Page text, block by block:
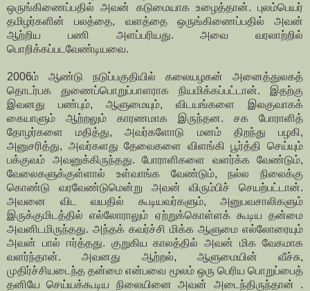
ஒருங்கிணைப்பதில் அவன் கடுமையாக உழைத்தான். புலம்பெயர்
தமிழர்களின் பலத்தை, வளத்தை ஒருங்கிணைப்பதில் அவன்
ஆற்றிய பணி அளப்பரியது. அவை வரலாற்றில்
பொறிக்கப்படவேண்டியவை.
2006ம் ஆண்டு நடுப்பகுதியில் கலையழகன் அனைத்துலகத்
தொடர்பக துணைப்பொறுப்பாளராக நியமிக்கப்பட்டான். இதற்கு
இவனது பண்பும், ஆளுமையும், விடயங்களை இலகுவாகக்
கையாளும் ஆற்றலும் காரணமாக இருந்தன. சக போராளித்
தோழர்களை மதித்து, அவர்களோடு மனம் திறந்து பழகி,
அனுசரித்து, அவர்களது தேவைகளை விளங்கி பூர்த்தி செய்யும்
பக்குவம் அவனுக்கிருந்தது. போராளிகளை வளர்க்க வேண்டும்,
வேலைகளுக்குள்ளால் உள்வாங்க வேண்டும், நல்ல நிலைக்கு
கொண்டு வரவேண்டுமென்று அவன் விரும்பிச் செயற்பட்டான்.
அவனை விட வயதில் கூடியவர்களும், அனுபவசாலிகளும்
இருக்குமிடத்தில் எல்லோராலும் ஏற்றுக்கொள்ளக் கூடிய தன்மை
அவனிடமிருந்தது. அந்தக் கவர்ச்சி மிக்க ஆளுமை எல்லோரையும்
அவன் பால் ஈர்த்தது. குறுகிய காலத்தில் அவன் மிக வேகமாக
வளர்ந்தான். அவனது ஆற்றல், ஆளுமையின் வீச்சு,
முதிர்ச்சியடைந்த தன்மை என்பவை மூலம் ஒரு பெரிய பொறுப்பைத்
தனியே செய்யக்கூடிய நிலையினை அவன் அடைந்திருந்தான் .